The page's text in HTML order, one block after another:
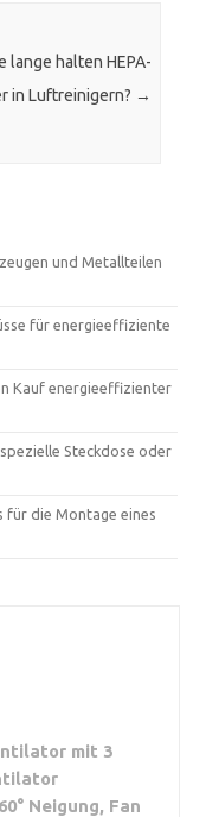
lange halten HEPA-
in Luftreinigern? →
und Metallteilen
für energieeffiziente
Kauf energieeffizienter
Steckdose oder
für die Montage eines
mit 3
Neigung, Fan